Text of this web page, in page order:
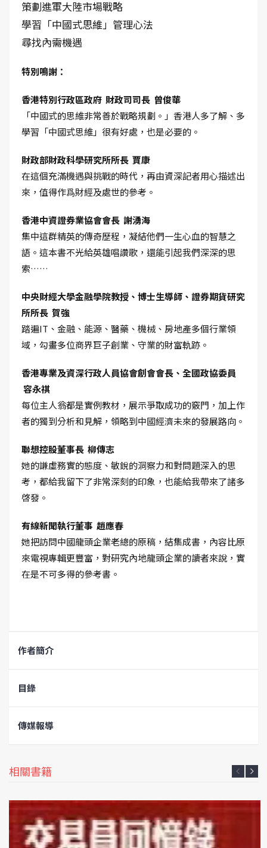
策劃進軍大陸市場戰略
學習「中國式思維」管理心法
尋找內需機遇
特別鳴謝：
香港特別行政區政府 財政司司長 曾俊華
「中國式的思維非常善於戰略規劃。」香港人多了解、多
學習「中國式思維」很有好處，也是必要的。
財政部財政科學研究所所長 賈康
在這個充滿機遇與挑戰的時代，再由資深記者用心描述出
來，值得作爲財經及處世的參考。
香港中資證券業協會會長 謝湧海
集中這群精英的傳奇歷程，凝結他們一生心血的智慧之
語。這本書不光給英雄唱讚歌，還能引起我們深深的思
索……
中央財經大學金融學院教授、博士生導師、證券期貨研究
所所長 賀強
踏遍IT、金融、能源、醫藥、機械、房地產多個行業領
域，勾畫多位商界巨子創業、守業的財富軌跡。
香港專業及資深行政人員協會創會會長、全國政協委員
容永祺
每位主人翁都是實例教材，展示爭取成功的竅門，加上作
者的獨到分析和見解，領略到中國經濟未來的發展路向。
聯想控股董事長 柳傳志
她的謙虛務實的態度、敏銳的洞察力和對問題深入的思
考，都給我留下了非常深刻的印象，也能給我帶來了諸多
啓發。
有線新聞執行董事 趙應春
她把訪問中國龍頭企業老總的原稿，結集成書，內容比原
來電視專輯更豐富，對研究內地龍頭企業的讀者來說，實
在是不可多得的參考書。
作者簡介
目錄
傳媒報導
相關書籍